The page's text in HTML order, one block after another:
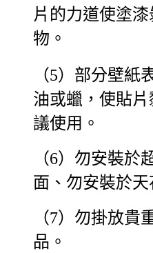
片的力道使塗
物。
（5）部分壁紙
油或蠟，使貼
議使用。
（6）勿安裝於
面、勿安裝於天
（7）勿掛放貴
品。